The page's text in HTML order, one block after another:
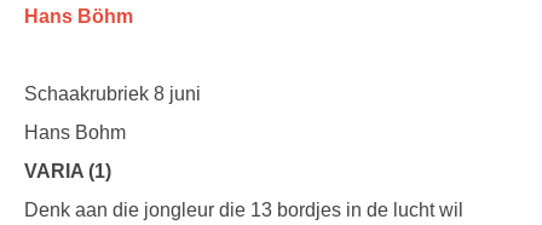
Hans Böhm
Schaakrubriek 8 juni
Hans Bohm
VARIA (1)
Denk aan die jongleur die 13 bordjes in de lucht wil